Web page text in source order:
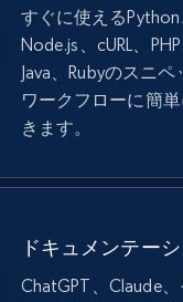
162+
stock, Color, Size,
Category url,
すぐに使えるPython
Node.js、cURL、PHP
Java、Rubyのスニ
ワークフローに簡
きます。
ドキュメンテー
ChatGPT、Claude